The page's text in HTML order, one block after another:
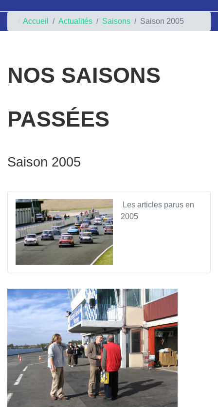
Accueil Actualités Saisons Saison 2005
NOS SAISONS
PASSÉES
Saison 2005
Les articles parus en
2005